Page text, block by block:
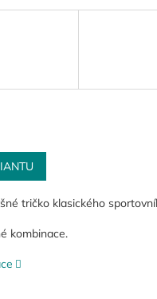
tričko klasického
kombinace.